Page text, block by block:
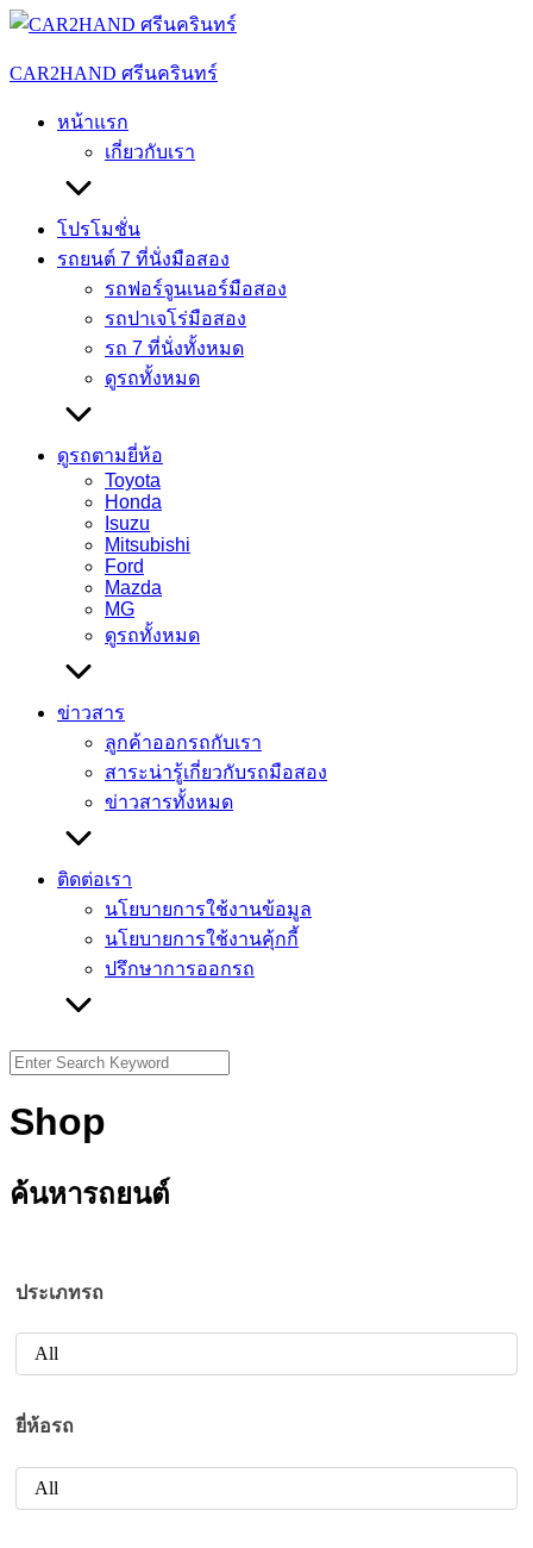
Skip
CAR2HAND ศรีนครินทร์
หน้าแรก
เกี่ยวกับเรา
โปรโมชั่น
รถยนต์ 7 ที่นั่งมือสอง
รถฟอร์จูนเนอร์มือสอง
รถปาเจโร่มือสอง
รถ 7 ที่นั่งทั้งหมด
ดูรถทั้งหมด
ดูรถตามยี่ห้อ
Toyota
Honda
Isuzu
Mitsubishi
Ford
Mazda
MG
ดูรถทั้งหมด
ข่าวสาร
ลูกค้าออกรถกับเรา
สาระน่ารู้เกี่ยวกับรถมือสอง
ข่าวสารทั้งหมด
ติดต่อเรา
นโยบายการใช้งานข้อมูล
นโยบายการใช้งานคุ้กกี้
ปรึกษาการออกรถ
Search
for:
Shop
ค้นหารถยนต์
ประเภทรถ
All
ยี่ห้อรถ
All